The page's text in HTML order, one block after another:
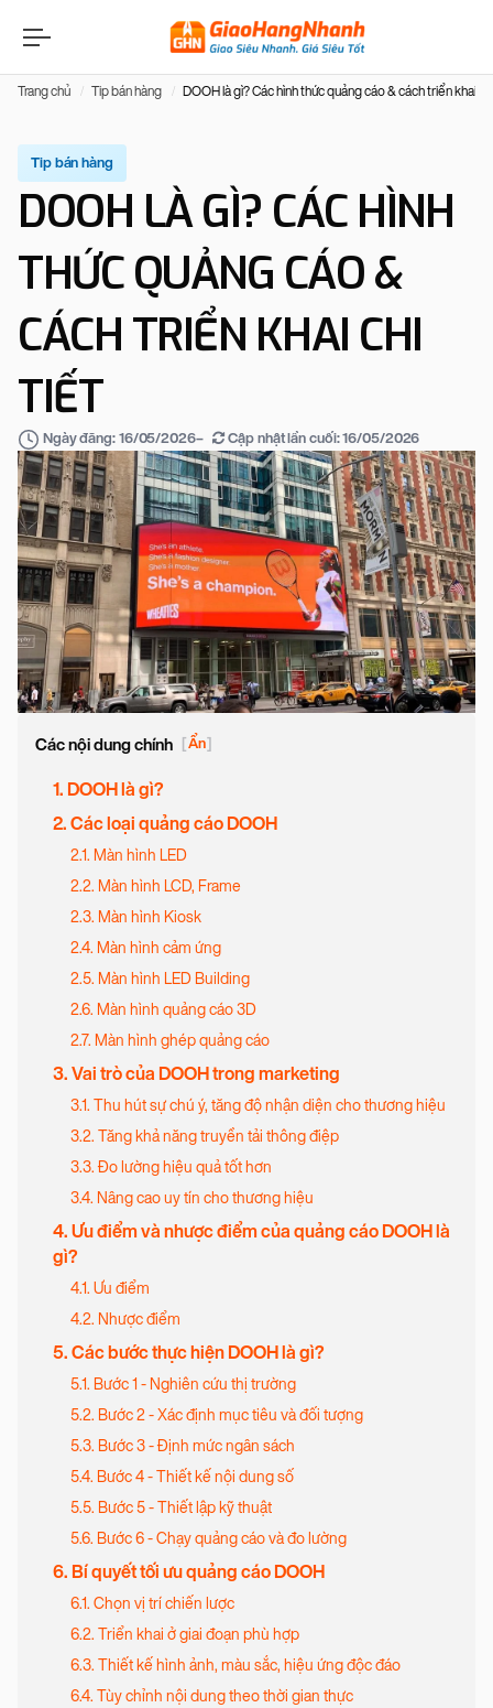
Trang chủ Tip bán hàng DOOH là gì? Các hình thức quảng cáo & cách triển khai
Tip bán hàng
DOOH LÀ GÌ? CÁC HÌNH
THỨC QUẢNG CÁO &
CÁCH TRIỂN KHAI CHI
TIẾT
Ngày đăng: 16/05/2026– Cập nhật lần cuối:16/05/2026
Các nội dung chính [Ẩn]
1. DOOH là gì?
2. Các loại quảng cáo DOOH
2.1. Màn hình LED
2.2. Màn hình LCD, Frame
2.3. Màn hình Kiosk
2.4. Màn hình cảm ứng
2.5. Màn hình LED Building
2.6. Màn hình quảng cáo 3D
2.7. Màn hình ghép quảng cáo
3. Vai trò của DOOH trong marketing
3.1. Thu hút sự chú ý, tăng độ nhận diện cho thương hiệu
3.2. Tăng khả năng truyền tải thông điệp
3.3. Đo lường hiệu quả tốt hơn
3.4. Nâng cao uy tín cho thương hiệu
4. Ưu điểm và nhược điểm của quảng cáo DOOH là
gì?
4.1. Ưu điểm
4.2. Nhược điểm
5. Các bước thực hiện DOOH là gì?
5.1. Bước 1 - Nghiên cứu thị trường
5.2. Bước 2 - Xác định mục tiêu và đối tượng
5.3. Bước 3 - Định mức ngân sách
5.4. Bước 4 - Thiết kế nội dung số
5.5. Bước 5 - Thiết lập kỹ thuật
5.6. Bước 6 - Chạy quảng cáo và đo lường
6. Bí quyết tối ưu quảng cáo DOOH
6.1. Chọn vị trí chiến lược
6.2. Triển khai ở giai đoạn phù hợp
6.3. Thiết kế hình ảnh, màu sắc, hiệu ứng độc đáo
6.4. Tùy chỉnh nội dung theo thời gian thực